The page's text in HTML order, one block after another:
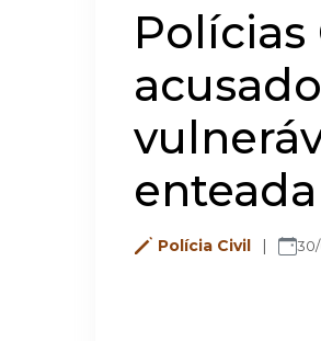
Polícia Civil